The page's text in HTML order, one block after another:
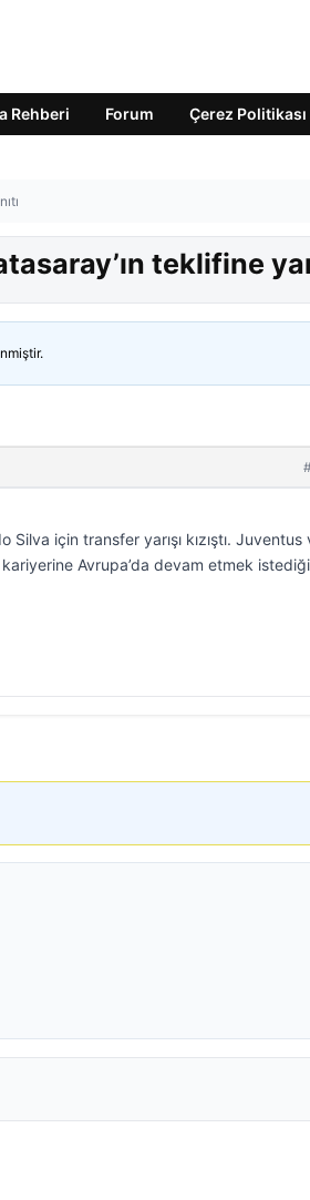
Rehberi Forum Çerez Politikası
teklifine
için transfer yarışı kızıştı. Juventus
kariyerine Avrupa’da devam etmek